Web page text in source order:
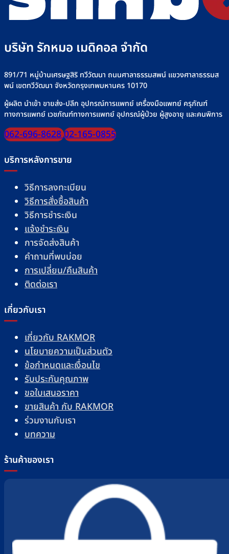
บริษัท รักหมอ เมดิคอล จำกัด
891/71 หมู่บ้านเศรษฐสิริ ทวีวัฒนา ถนนศาลาธรรมสพน์ แขวงศาลาธรรมส
พน์ เขตทวีวัฒนา จังหวัดกรุงเทพมหานคร 10170
ผู้ผลิต นำเข้า ขายส่ง-ปลีก อุปกรณ์การแพทย์ เครื่องมือแพทย์ ครุภัณฑ์
ทางการแพทย์ เวชภัณฑ์ทางการแพทย์ อุปกรณ์ผู้ป่วย ผู้สูงอายุ และคนพิการ
062-696-862802-165-0855
บริการหลังการขาย
วิธีการลงทะเบียน
วิธีการสั่งซื้อสินค้า
วิธีการชำระเงิน
แจ้งชำระเงิน
การจัดส่งสินค้า
คำถามที่พบบ่อย
การเปลี่ยน/คืนสินค้า
ติดต่อเรา
เกี่ยวกับเรา
เกี่ยวกับ RAKMOR
นโยบายความเป็นส่วนตัว
ข้อกำหนดและเงื่อนไข
รับประกันคุณภาพ
ขอใบเสนอราคา
ขายสินค้า กับ RAKMOR
ร่วมงานกับเรา
บทความ
ร้านค้าของเรา